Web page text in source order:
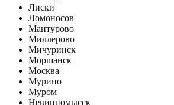
Лиски
Ломоносов
Мантурово
Миллерово
Мичуринск
Моршанск
Москва
Мурино
Муром
Невинномысск